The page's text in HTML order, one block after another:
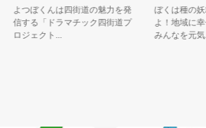
よつぼくんは四街道の魅力を発
信する「ドラマチック四街道プ
ロジェクト...
ぼくは種
よ！地域
みんなを